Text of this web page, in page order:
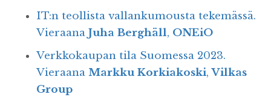
IT:n teollista vallankumousta tekemässä.
Vieraana Juha Berghäll, ONEiO
Verkkokaupan tila Suomessa 2023.
Vieraana Markku Korkiakoski,Vilkas
Group